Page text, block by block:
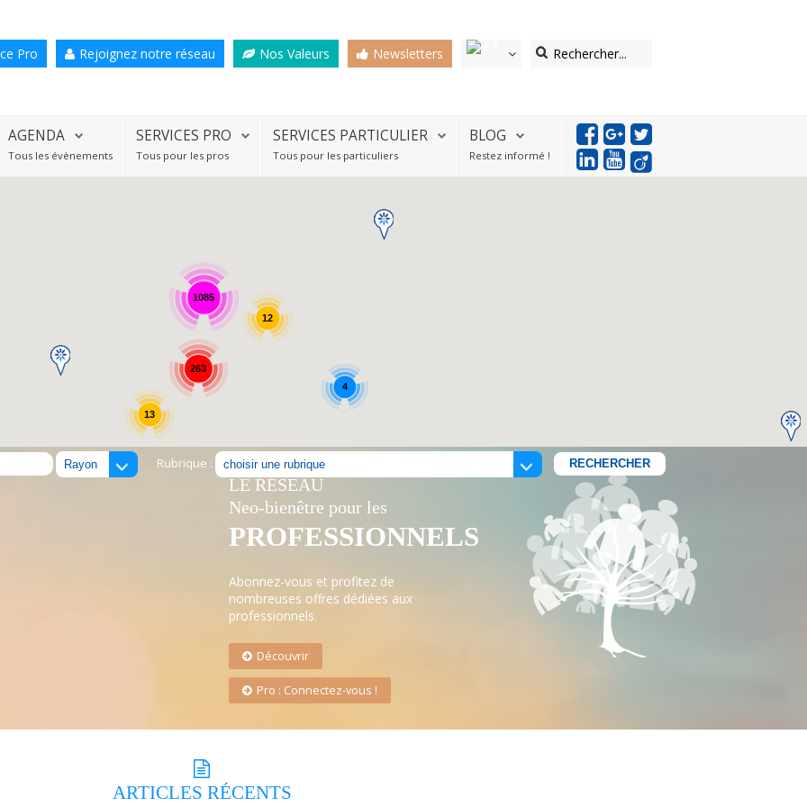
Pro Rejoignez notre réseau Nos Valeurs Newsletters
AGENDA
Tous les évènements
SERVICES PRO
Tous pour les pros
SERVICES PARTICULIER
Tous pour les particuliers
BLOG
Restez informé !
1085
13
263
4
12
Rubrique :
LE RÉSEAU
Neo-bienêtre pour les
PROFESSIONNELS
Abonnez-vous et profitez de
nombreuses offres dédiées aux
professionnels.
Découvrir
Pro : Connectez-vous !
ARTICLES RÉCENTS